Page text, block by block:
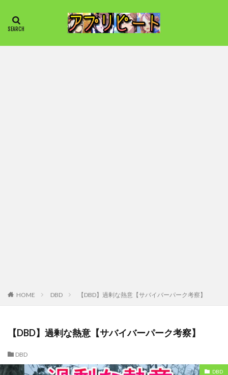
HOME DBD 【DBD】過剰な熱意【サバイバーパーク考察】
【DBD】過剰な熱意【サバイバーパーク考察】
DBD
DBD